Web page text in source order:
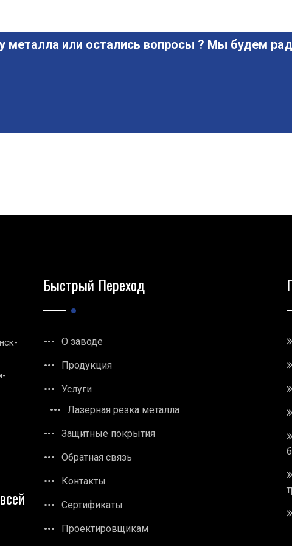
металла или остались вопросы ? Мы будем
Быстрый Переход
О заводе
Продукция
Услуги
Лазерная резка металла
Защитные покрытия
Обратная связь
Контакты
Сертификаты
Проектировщикам